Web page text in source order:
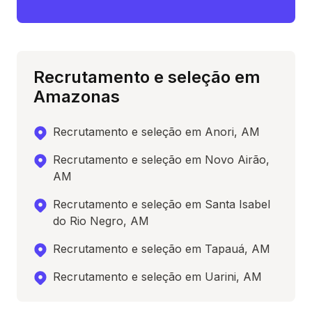
Recrutamento e seleção em
Amazonas
Recrutamento e seleção em Anori, AM
Recrutamento e seleção em Novo Airão,
AM
Recrutamento e seleção em Santa Isabel
do Rio Negro, AM
Recrutamento e seleção em Tapauá, AM
Recrutamento e seleção em Uarini, AM